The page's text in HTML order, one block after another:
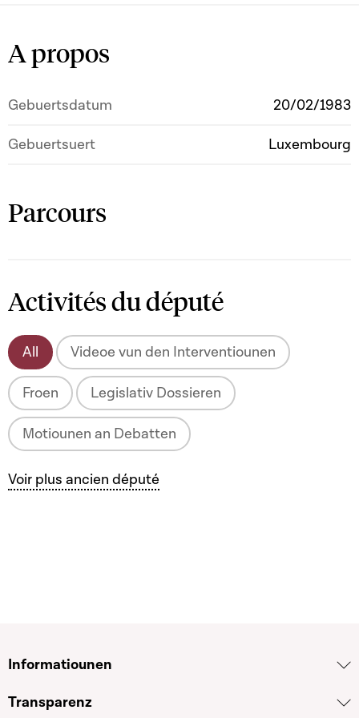
A propos
Gebuertsdatum 20/02/1983
Gebuertsuert Luxembourg
Parcours
Activités du député
All Videoe vun den Interventiounen
Froen Legislativ Dossieren
Motiounen an Debatten
Voir plus ancien député
Informatiounen
Transparenz